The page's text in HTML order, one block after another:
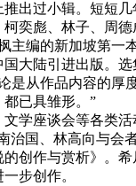
出过小辑。短短
奕彪、林子、周
编的新加坡第一
大陆引进出版。
是从作品内容的
已具雏形。”
学座谈会等各类活
治国、林高向与会
创作与赏析》。
步创作。